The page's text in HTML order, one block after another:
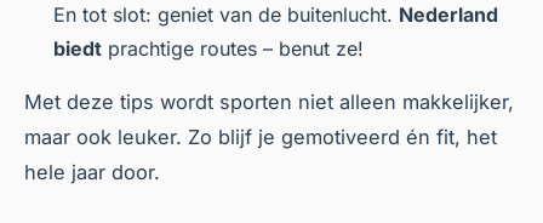
En tot slot: geniet van de buitenlucht. Nederland
biedt prachtige routes – benut ze!
Met deze tips wordt sporten niet alleen makkelijker,
maar ook leuker. Zo blijf je gemotiveerd én fit, het
hele jaar door.